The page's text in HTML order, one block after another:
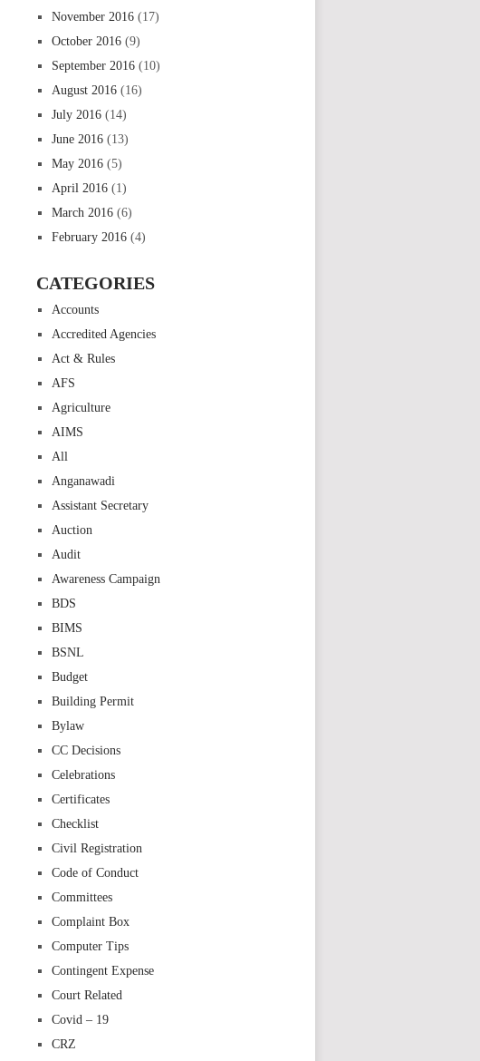
November 2016 (17)
October 2016 (9)
September 2016 (10)
August 2016 (16)
July 2016 (14)
June 2016 (13)
May 2016 (5)
April 2016 (1)
March 2016 (6)
February 2016 (4)
CATEGORIES
Accounts
Accredited Agencies
Act & Rules
AFS
Agriculture
AIMS
All
Anganawadi
Assistant Secretary
Auction
Audit
Awareness Campaign
BDS
BIMS
BSNL
Budget
Building Permit
Bylaw
CC Decisions
Celebrations
Certificates
Checklist
Civil Registration
Code of Conduct
Committees
Complaint Box
Computer Tips
Contingent Expense
Court Related
Covid – 19
CRZ